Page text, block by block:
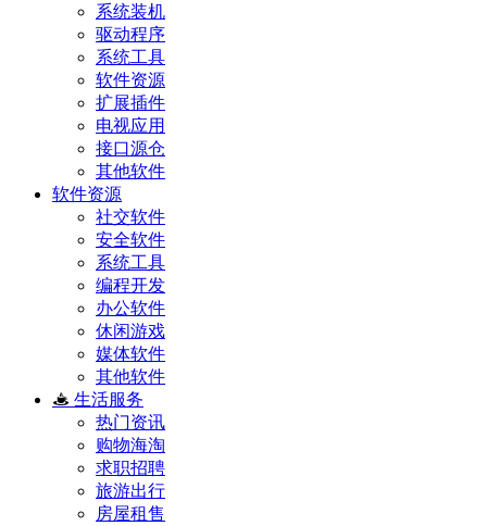
系统装机
驱动程序
系统工具
软件资源
扩展插件
电视应用
接口源仓
其他软件
软件资源
社交软件
安全软件
系统工具
编程开发
办公软件
休闲游戏
媒体软件
其他软件
生活服务
热门资讯
购物海淘
求职招聘
旅游出行
房屋租售